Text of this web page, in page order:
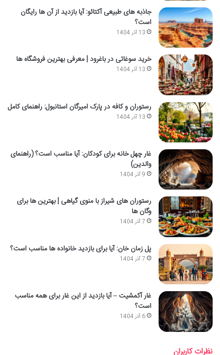
جاذبه های طبیعی آکتائو: آیا بازدید از آن ها رایگان
است؟
13 آذر 1404
خرید سوغاتی در باغرود | معرفی بهترین فروشگاه ها
13 آذر 1404
رستوران و کافه در پارک امیرگان استانبول: راهنمای کامل
13 آذر 1404
غار چهل خانه برای کودکان: آیا مناسب است؟ (راهنمای
والدین)
9 آذر 1404
رستوران های شیراز با منوی گیاهی | بهترین ها برای
وگان ها
7 آذر 1404
پل زمان خان: آیا برای بازدید خانواده ها مناسب است؟
7 آذر 1404
غار آکمشیت – آیا بازدید از این غار برای همه مناسب
است؟
6 آذر 1404
نظرات کاربران